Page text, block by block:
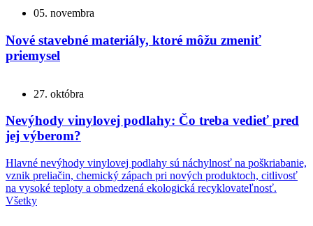
05. novembra
Nové stavebné materiály, ktoré môžu zmeniť
priemysel
27. októbra
Nevýhody vinylovej podlahy: Čo treba vedieť pred
jej výberom?
Hlavné nevýhody vinylovej podlahy sú náchylnosť na poškriabanie,
vznik preliačin, chemický zápach pri nových produktoch, citlivosť
na vysoké teploty a obmedzená ekologická recyklovateľnosť.
Všetky